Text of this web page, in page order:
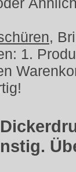
,
1.